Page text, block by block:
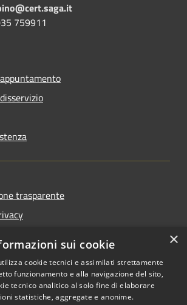
759911
trasparente
accessibilità
×
sui cookie
cookie tecnici e assimilati strettamente
funzionamento e alla navigazione del sito,
tecnico analitico al solo fine di elaborare
statistiche, aggregate e anonime.